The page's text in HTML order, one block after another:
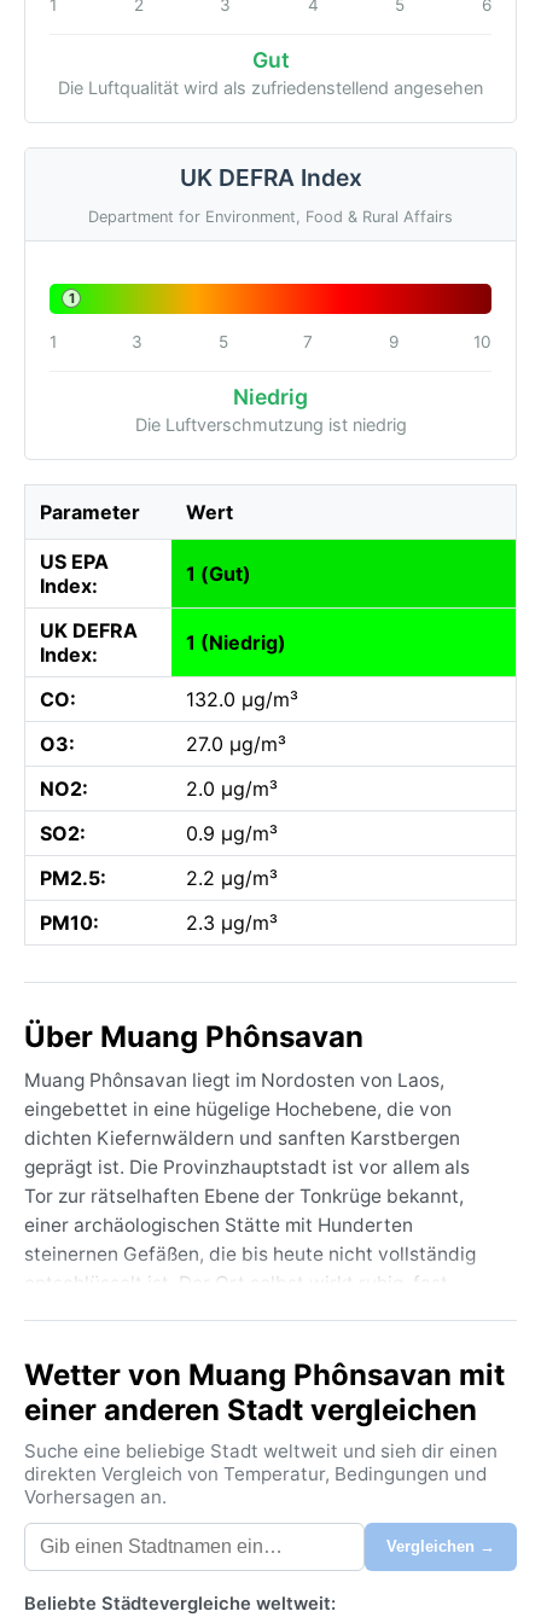
1 2 3 4 5 6
Gut
Die Luftqualität wird als zufriedenstellend angesehen
UK DEFRA Index
Department for Environment, Food & Rural Affairs
1
1 3 5 7 9 10
Niedrig
Die Luftverschmutzung ist niedrig
Parameter Wert
US EPA
Index:
1 (Gut)
UK DEFRA
Index:
1 (Niedrig)
CO:
132.0 µg/m³
O3:
27.0 µg/m³
NO2:
2.0 µg/m³
SO2:
0.9 µg/m³
PM2.5:
2.2 µg/m³
PM10:
2.3 µg/m³
Über Muang Phônsavan
Muang Phônsavan liegt im Nordosten von Laos,
eingebettet in eine hügelige Hochebene, die von
dichten Kiefernwäldern und sanften Karstbergen
geprägt ist. Die Provinzhauptstadt ist vor allem als
Tor zur rätselhaften Ebene der Tonkrüge bekannt,
einer archäologischen Stätte mit Hunderten
steinernen Gefäßen, die bis heute nicht vollständig
entschlüsselt ist. Der Ort selbst wirkt ruhig, fast
den ethnischen Minderheiten der Hmong und Khmu
mitgeprägt wird. Anders als das geschäftige Luang
Prabang zieht Phônsavan Reisende an, die abseits
der ausgetretenen Pfade authentisches Laos erleben
möchten.
Das Klima entspricht der Köppen-Klasse Cwa – ein
feuchtes Subtropenklima mit ausgeprägter
Oktober bringen ergiebige Regenfälle und schwüle
Wetter von Muang Phônsavan mit
einer anderen Stadt vergleichen
Suche eine beliebige Stadt weltweit und sieh dir einen
direkten Vergleich von Temperatur, Bedingungen und
Vorhersagen an.
Vergleichen →
Beliebte Städtevergleiche weltweit: